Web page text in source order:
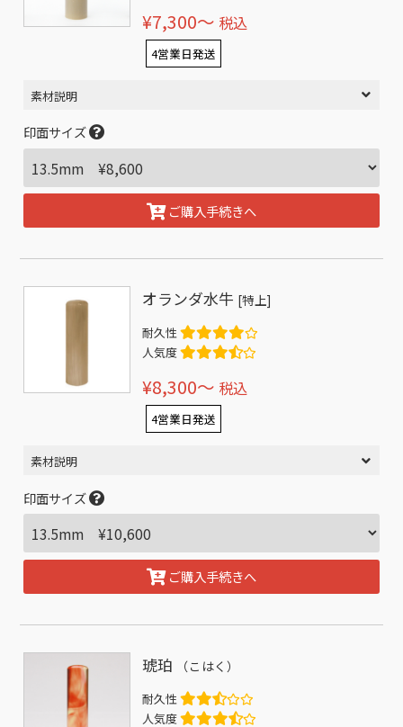
¥7,300〜 税込
4営業日発送
素材説明
印面サイズ
ご購入手続きへ
オランダ水牛 [特上]
耐久性
人気度
¥8,300〜 税込
4営業日発送
素材説明
印面サイズ
ご購入手続きへ
琥珀 （こはく）
耐久性
人気度